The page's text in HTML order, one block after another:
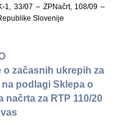
1, 33/07 – ZPNačrt, 108/09 –
Slovenije
začasnih ukrepih za
podlagi Sklepa o
za RTP 110/20